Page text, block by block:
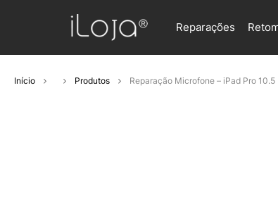
Reparações
Início Produtos Reparação Microfone – iPad Pro 10.5